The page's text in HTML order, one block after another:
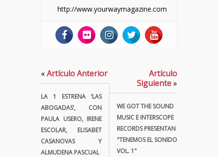
http://www.yourwaymagazine.com
«Artículo Anterior
LA 1 ESTRENA ‘LAS
ABOGADAS’, CON
PAULA USERO, IRENE
ESCOLAR, ELISABET
CASANOVAS Y
ALMUDENA PASCUAL
Artículo
Siguiente»
WE GOT THE SOUND
MUSIC E INTERSCOPE
RECORDS PRESENTAN
"TENEMOS EL SONIDO
VOL. 1"